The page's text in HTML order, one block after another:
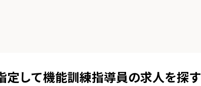
定して機能訓練指導員の求人を探す